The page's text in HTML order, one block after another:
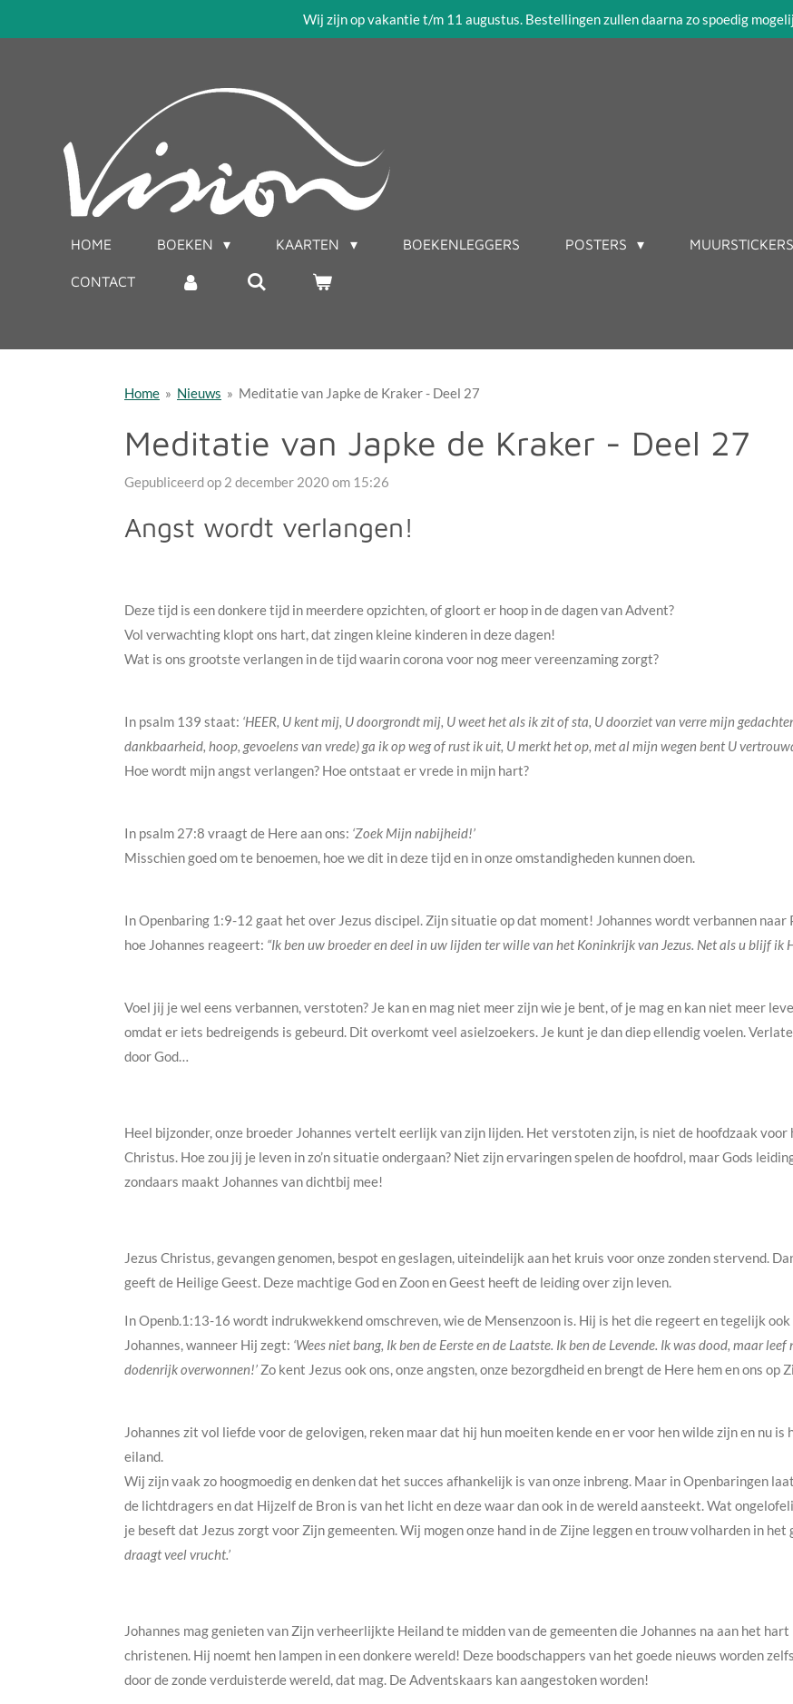
Wij zijn op vakantie t/m 11 augustus. Bestellingen zullen daarna zo spoedig
HOME BOEKEN KAARTEN BOEKENLEGGERS POSTERS MUURSTICKERS
CONTACT
Home » Nieuws » Meditatie van Japke de Kraker - Deel 27
Meditatie van Japke de Kraker - Deel 27
Gepubliceerd op 2 december 2020 om 15:26
Angst wordt verlangen!
Deze tijd is een donkere tijd in meerdere opzichten, of gloort er hoop in de dagen van Advent?
Vol verwachting klopt ons hart, dat zingen kleine kinderen in deze dagen!
Wat is ons grootste verlangen in de tijd waarin corona voor nog meer vereenzaming zorgt?
In psalm 139 staat: ‘HEER, U kent mij, U doorgrondt mij, U weet het als ik zit of sta, U doorziet van verre mijn
dankbaarheid, hoop, gevoelens van vrede) ga ik op weg of rust ik uit, U merkt het op, met al mijn wegen bent U
Hoe wordt mijn angst verlangen? Hoe ontstaat er vrede in mijn hart?
In psalm 27:8 vraagt de Here aan ons: ‘Zoek Mijn nabijheid!’
Misschien goed om te benoemen, hoe we dit in deze tijd en in onze omstandigheden kunnen doen.
In Openbaring 1:9-12 gaat het over Jezus discipel. Zijn situatie op dat moment! Johannes wordt verbannen
hoe Johannes reageert: “Ik ben uw broeder en deel in uw lijden ter wille van het Koninkrijk van Jezus. Net als u blijf ik
Voel jij je wel eens verbannen, verstoten? Je kan en mag niet meer zijn wie je bent, of je mag en kan niet meer
omdat er iets bedreigends is gebeurd. Dit overkomt veel asielzoekers. Je kunt je dan diep ellendig voelen.
door God…
Heel bijzonder, onze broeder Johannes vertelt eerlijk van zijn lijden. Het verstoten zijn, is niet de hoofdzaak
Christus. Hoe zou jij je leven in zo’n situatie ondergaan? Niet zijn ervaringen spelen de hoofdrol, maar Gods
zondaars maakt Johannes van dichtbij mee!
Jezus Christus, gevangen genomen, bespot en geslagen, uiteindelijk aan het kruis voor onze zonden stervend.
geeft de Heilige Geest. Deze machtige God en Zoon en Geest heeft de leiding over zijn leven.
In Openb.1:13-16 wordt indrukwekkend omschreven, wie de Mensenzoon is. Hij is het die regeert en tegelijk
Johannes, wanneer Hij zegt: ‘Wees niet bang, Ik ben de Eerste en de Laatste. Ik ben de Levende. Ik was dood, maar
dodenrijk overwonnen!’ Zo kent Jezus ook ons, onze angsten, onze bezorgdheid en brengt de Here hem en ons op
Johannes zit vol liefde voor de gelovigen, reken maar dat hij hun moeiten kende en er voor hen wilde zijn en nu is
eiland.
Wij zijn vaak zo hoogmoedig en denken dat het succes afhankelijk is van onze inbreng. Maar in Openbaringen
de lichtdragers en dat Hijzelf de Bron is van het licht en deze waar dan ook in de wereld aansteekt. Wat
je beseft dat Jezus zorgt voor Zijn gemeenten. Wij mogen onze hand in de Zijne leggen en trouw volharden in
draagt veel vrucht.’
Johannes mag genieten van Zijn verheerlijkte Heiland te midden van de gemeenten die Johannes na aan het
christenen. Hij noemt hen lampen in een donkere wereld! Deze boodschappers van het goede nieuws worden
door de zonde verduisterde wereld, dat mag. De Adventskaars kan aangestoken worden!